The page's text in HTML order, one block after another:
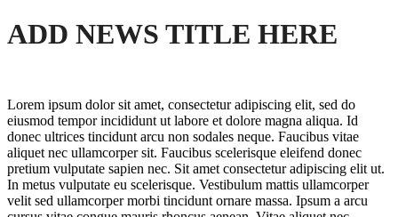
ADD NEWS TITLE HERE
Lorem ipsum dolor sit amet, consectetur adipiscing elit, sed do
eiusmod tempor incididunt ut labore et dolore magna aliqua. Id
donec ultrices tincidunt arcu non sodales neque. Faucibus vitae
aliquet nec ullamcorper sit. Faucibus scelerisque eleifend donec
pretium vulputate sapien nec. Sit amet consectetur adipiscing elit ut.
In metus vulputate eu scelerisque. Vestibulum mattis ullamcorper
velit sed ullamcorper morbi tincidunt ornare massa. Ipsum a arcu